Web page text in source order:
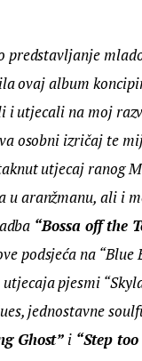
predstavljanje
ovaj album
utjecali na moj
osobni izričaj te
utjecaj ranog
u aranžmanu, ali i
“Bossa off the
podsjeća na “Blue
pjesmi
jednostavne
Ghost” i “Step